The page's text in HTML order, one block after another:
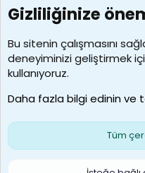
7388
Kullanıcılar
borabekirogluu
Son üye
Çerezler
Gizliliğinize
Bu sitenin çalışmasını
deneyiminizi geliştirmek
kullanıyoruz.
Daha fazla bilgi edinin ve
Tüm